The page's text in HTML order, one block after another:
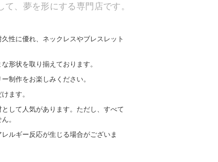
、夢を形にする専門店です。
性に優れ、ネックレスやブレスレット
形状を取り揃えております。
制作をお楽しみください。
ます。
して人気があります。ただし、すべて
。
ルギー反応が生じる場合がございま